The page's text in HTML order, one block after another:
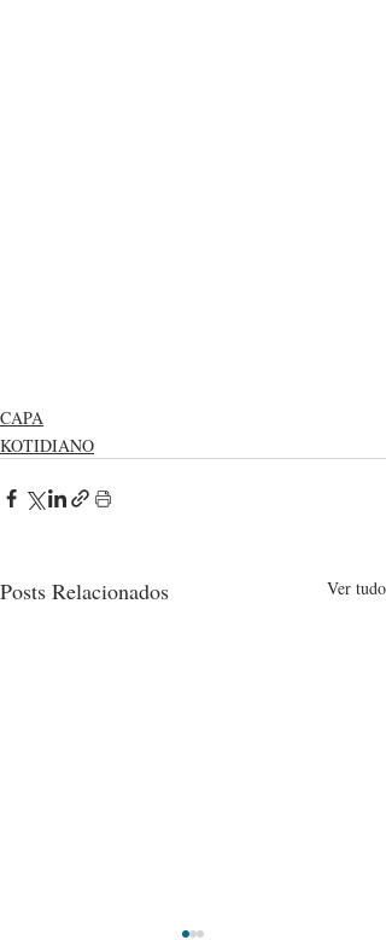
CAPA
KOTIDIANO
Posts Relacionados Ver tudo